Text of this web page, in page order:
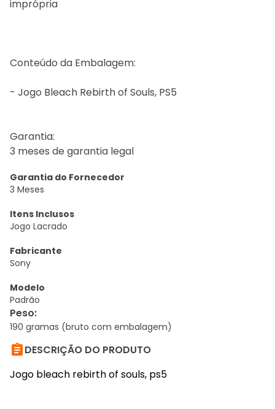
imprópria
Conteúdo da Embalagem:
- Jogo Bleach Rebirth of Souls, PS5
Garantia:
3 meses de garantia legal
Garantia do Fornecedor
3 Meses
Itens Inclusos
Jogo Lacrado
Fabricante
Sony
Modelo
Padrão
Peso:
190 gramas (bruto com embalagem)
DESCRIÇÃO DO PRODUTO
Jogo bleach rebirth of souls, ps5